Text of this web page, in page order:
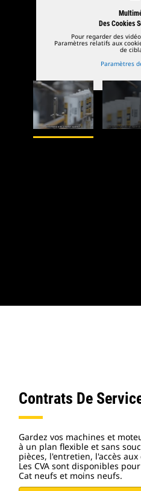
Des Cookies
Pour regarder des
Paramètres relatifs aux
de
Paramètres
Contrats De
Gardez vos machines et
à un plan flexible et sans
pièces, l'entretien, l'accès
Les CVA sont disponibles
Cat neufs et moins neufs.